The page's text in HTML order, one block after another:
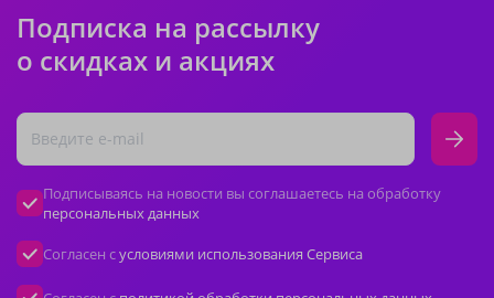
Подписка на рассылку
о скидках и акциях
Подписываясь на новости вы соглашаетесь на обработку
персональных данных
Согласен сусловиями использования Сервиса